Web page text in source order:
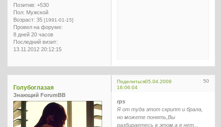
Позитив: +530
Пол: Мужской
Возраст: 35 [1991-01-15]
Провел на форуме:
8 дней 20 часов
Последний визит:
13.11.2012 20:12:15
Поделиться 50
05.04.2009
16:06:04
Голубоглазая
Знающий ForumBB
rps
Я от туда этот скрипт и брала,
но можете понять,Вы
разбираетесь в этом,а я нет...